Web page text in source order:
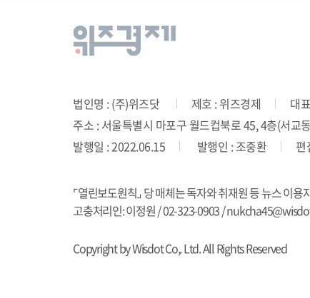
법인명 : (주)위즈닷 제호 : 위즈경제
대
주소 : 서울특별시 마포구 월드컵북로 45, 4층(서교
발행일 : 2022.06.15
발행인 : 조중환 편
⌜열린보도원칙⌟ 당 매체는 독자와 취재원 등 뉴스 이
고충처리인: 이정원 / 02-323-0903 /
Copyright by Wisdot Co,. Ltd. All Rights Reserved